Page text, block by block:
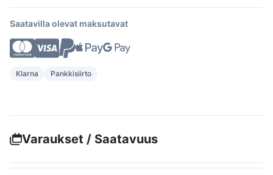
Saatavilla olevat maksutavat
Klarna Pankkisiirto
Varaukset / Saatavuus